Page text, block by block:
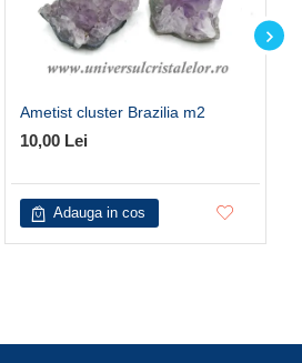
Ametist cluster Brazilia m2
10,00 Lei
Adauga in cos